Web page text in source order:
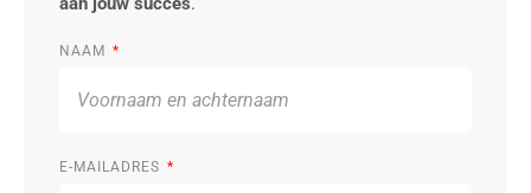
NAAM
E-MAILADRES